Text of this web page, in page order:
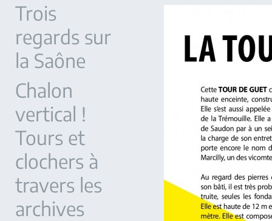
Trois
regards sur
la Saône
Chalon
vertical !
Tours et
clochers à
travers les
archives